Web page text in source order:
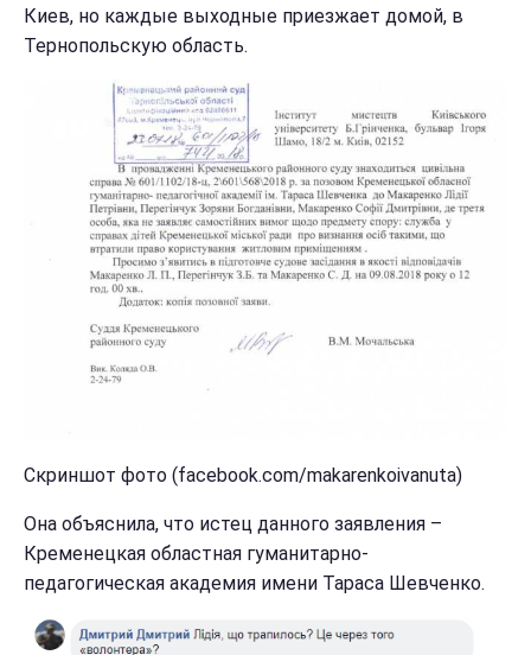
Киев, но каждые выходные приезжает домой, в
Тернопольскую область.
Скриншот фото (facebook.com/makarenkoivanuta)
Она объяснила, что истец данного заявления –
Кременецкая областная гуманитарно-
педагогическая академия имени Тараса Шевченко.